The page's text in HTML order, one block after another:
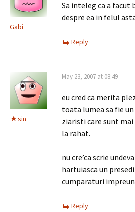
Gabi
Sa inteleg ca a facut
despre ea in felul
Reply
sin
May 23, 2007 at 08:49
eu cred ca merita
toata lumea sa fie
ziaristi care sunt
la rahat.
nu cre’ca scrie
hartuiasca un
cumparaturi
Reply